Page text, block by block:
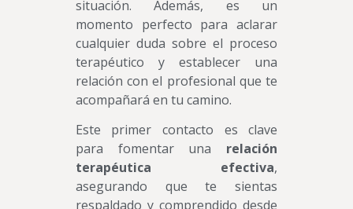
situación. Además, es un
momento perfecto para aclarar
cualquier duda sobre el proceso
terapéutico y establecer una
relación con el profesional que te
acompañará en tu camino.
Este primer contacto es clave
para fomentar una relación
terapéutica efectiva,
asegurando que te sientas
respaldado y comprendido desde